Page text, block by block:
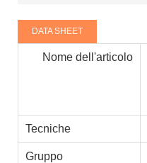
DATA SHEET
Nome dell'articolo
Tecniche
Gruppo